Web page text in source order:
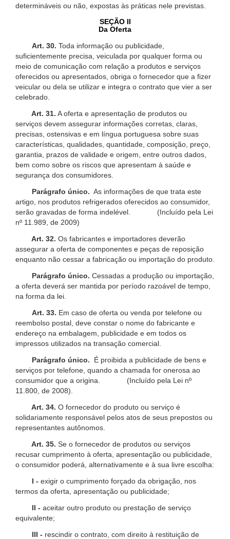
determináveis ou não, expostas às práticas nele previstas.
SEÇÃO II
Da Oferta
Art. 30. Toda informação ou publicidade,
suficientemente precisa, veiculada por qualquer forma ou
meio de comunicação com relação a produtos e serviços
oferecidos ou apresentados, obriga o fornecedor que a fizer
veicular ou dela se utilizar e integra o contrato que vier a ser
celebrado.
Art. 31. A oferta e apresentação de produtos ou
serviços devem assegurar informações corretas, claras,
precisas, ostensivas e em língua portuguesa sobre suas
características, qualidades, quantidade, composição, preço,
garantia, prazos de validade e origem, entre outros dados,
bem como sobre os riscos que apresentam à saúde e
segurança dos consumidores.
Parágrafo único. As informações de que trata este
artigo, nos produtos refrigerados oferecidos ao consumidor,
serão gravadas de forma indelével. (Incluído pela Lei
nº 11.989, de 2009)
Art. 32. Os fabricantes e importadores deverão
assegurar a oferta de componentes e peças de reposição
enquanto não cessar a fabricação ou importação do produto.
Parágrafo único. Cessadas a produção ou importação,
a oferta deverá ser mantida por período razoável de tempo,
na forma da lei.
Art. 33. Em caso de oferta ou venda por telefone ou
reembolso postal, deve constar o nome do fabricante e
endereço na embalagem, publicidade e em todos os
impressos utilizados na transação comercial.
Parágrafo único.
É proibida a publicidade de bens e
serviços por telefone, quando a chamada for onerosa ao
consumidor que a origina. (Incluído pela Lei nº
11.800, de 2008).
Art. 34. O fornecedor do produto ou serviço é
solidariamente responsável pelos atos de seus prepostos ou
representantes autônomos.
Art. 35. Se o fornecedor de produtos ou serviços
recusar cumprimento à oferta, apresentação ou publicidade,
o consumidor poderá, alternativamente e à sua livre escolha:
I - exigir o cumprimento forçado da obrigação, nos
termos da oferta, apresentação ou publicidade;
II - aceitar outro produto ou prestação de serviço
equivalente;
III - rescindir o contrato, com direito à restituição de